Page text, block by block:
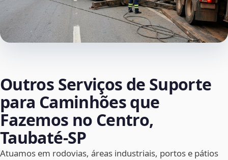
Outros Serviços de Suporte
para Caminhões que
Fazemos no Centro,
Taubaté‑SP
Atuamos em rodovias, áreas industriais, portos e pátios